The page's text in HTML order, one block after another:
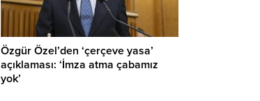
Özgür Özel’den ‘çerçeve yasa’
açıklaması: ‘İmza atma çabamız
yok’